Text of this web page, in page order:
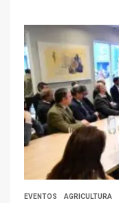
EVENTOS AGRICULTURA